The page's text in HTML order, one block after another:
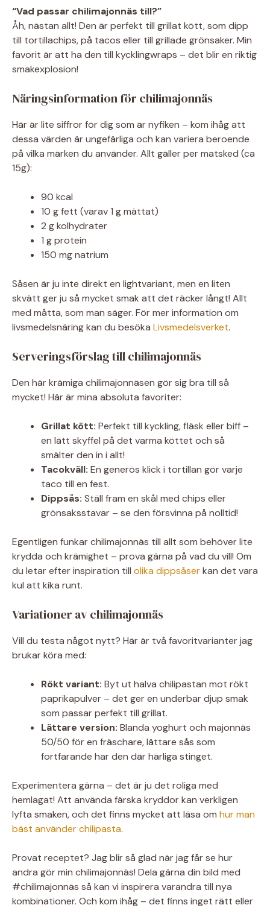
“Vad passar chilimajonnäs till?”
Åh, nästan allt! Den är perfekt till grillat kött, som dipp
till tortillachips, på tacos eller till grillade grönsaker. Min
favorit är att ha den till kycklingwraps – det blir en riktig
smakexplosion!
Näringsinformation för chilimajonnäs
Här är lite siffror för dig som är nyfiken – kom ihåg att
dessa värden är ungefärliga och kan variera beroende
på vilka märken du använder. Allt gäller per matsked (ca
15g):
90 kcal
10 g fett (varav 1 g mättat)
2 g kolhydrater
1 g protein
150 mg natrium
Såsen är ju inte direkt en lightvariant, men en liten
skvätt ger ju så mycket smak att det räcker långt! Allt
med måtta, som man säger. För mer information om
livsmedelsnäring kan du besöka Livsmedelsverket.
Serveringsförslag till chilimajonnäs
Den här krämiga chilimajonnäsen gör sig bra till så
mycket! Här är mina absoluta favoriter:
Grillat kött: Perfekt till kyckling, fläsk eller biff –
en lätt skyffel på det varma köttet och så
smälter den in i allt!
Tacokväll: En generös klick i tortillan gör varje
taco till en fest.
Dippsås: Ställ fram en skål med chips eller
grönsaksstavar – se den försvinna på nolltid!
Egentligen funkar chilimajonnäs till allt som behöver lite
krydda och krämighet – prova gärna på vad du vill! Om
du letar efter inspiration till olika dippsåserkan det vara
kul att kika runt.
Variationer av chilimajonnäs
Vill du testa något nytt? Här är två favoritvarianter jag
brukar köra med:
Rökt variant: Byt ut halva chilipastan mot rökt
paprikapulver – det ger en underbar djup smak
som passar perfekt till grillat.
Lättare version: Blanda yoghurt och majonnäs
50/50 för en fräschare, lättare sås som
fortfarande har den där härliga stinget.
Experimentera gärna – det är ju det roliga med
hemlagat! Att använda färska kryddor kan verkligen
lyfta smaken, och det finns mycket att läsa om hur man
bäst använder chilipasta.
Provat receptet? Jag blir så glad när jag får se hur
andra gör min chilimajonnäs! Dela gärna din bild med
#chilimajonnäs så kan vi inspirera varandra till nya
kombinationer. Och kom ihåg – det finns inget rätt eller